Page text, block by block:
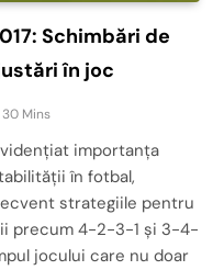
Schimbări de
în joc
30 Mins
importanța
în fotbal,
strategiile pentru
precum 4-2-3-1 și 3-4-
jocului care nu doar